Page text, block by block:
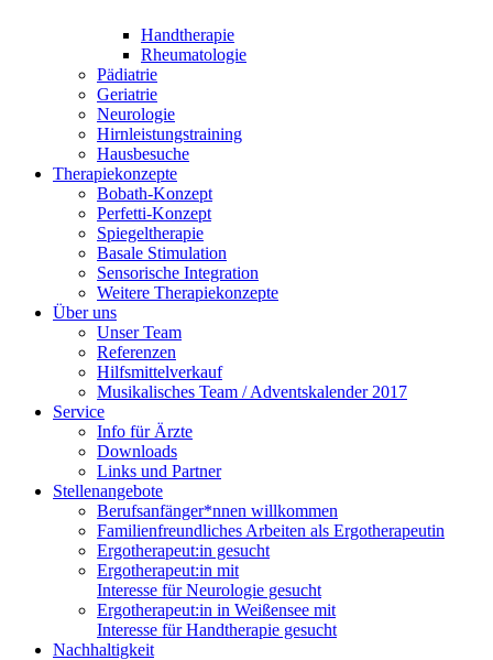
Handtherapie
Rheumatologie
Pädiatrie
Geriatrie
Neurologie
Hirnleistungstraining
Hausbesuche
Therapiekonzepte
Bobath-Konzept
Perfetti-Konzept
Spiegeltherapie
Basale Stimulation
Sensorische Integration
Weitere Therapiekonzepte
Über uns
Unser Team
Referenzen
Hilfsmittelverkauf
Musikalisches Team / Adventskalender 2017
Service
Info für Ärzte
Downloads
Links und Partner
Stellenangebote
Berufsanfänger*nnen willkommen
Familienfreundliches Arbeiten als Ergotherapeutin
Ergotherapeut:in gesucht
Ergotherapeut:in mit
Interesse für Neurologie gesucht
Ergotherapeut:in in Weißensee mit
Interesse für Handtherapie gesucht
Nachhaltigkeit